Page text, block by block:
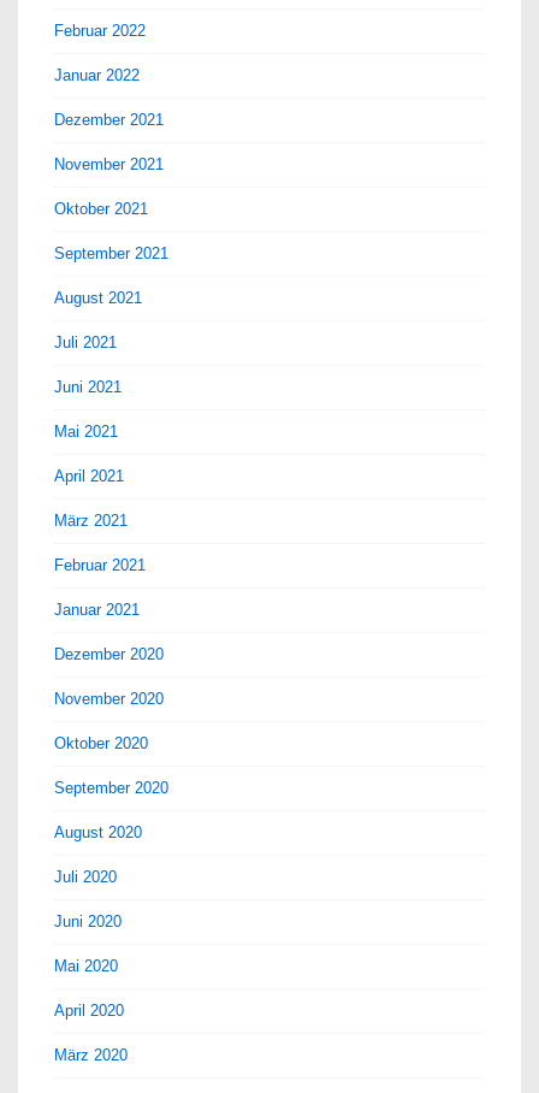
Februar 2022
Januar 2022
Dezember 2021
November 2021
Oktober 2021
September 2021
August 2021
Juli 2021
Juni 2021
Mai 2021
April 2021
März 2021
Februar 2021
Januar 2021
Dezember 2020
November 2020
Oktober 2020
September 2020
August 2020
Juli 2020
Juni 2020
Mai 2020
April 2020
März 2020